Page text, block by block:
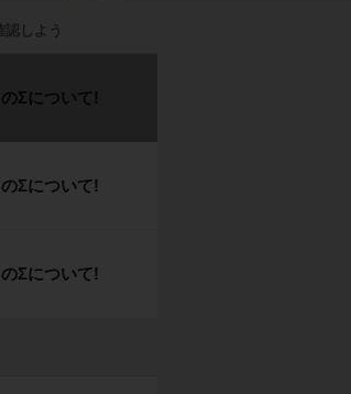
認しよう
Σについて!
Σについて!
Σについて!